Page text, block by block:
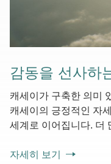
감동을 선사하
캐세이가 구축한 의미
캐세이의 긍정적인 자
세계로 이어집니다. 더
자세히 보기